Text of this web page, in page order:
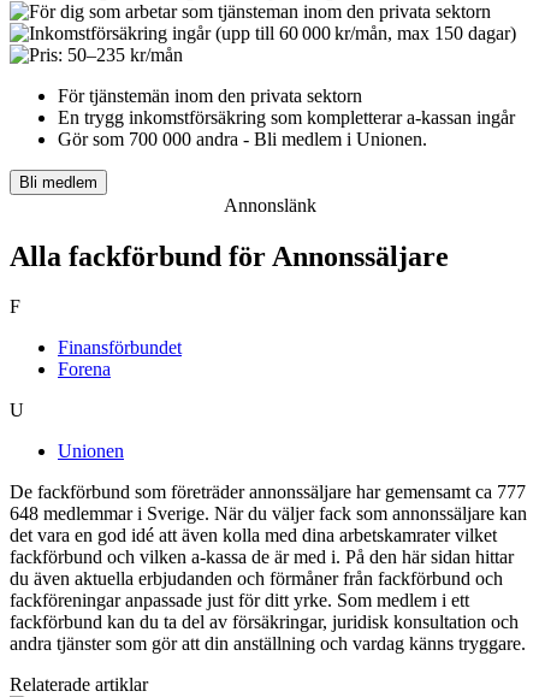
För tjänstemän inom den privata sektorn
En trygg inkomst­försäkring som kompletterar a-kassan ingår
Gör som 700 000 andra - Bli medlem i Unionen.
Bli medlem
Annonslänk
Alla fackförbund för Annonssäljare
F
Finansförbundet
Forena
U
Unionen
De fackförbund som företräder annonssäljare har gemensamt ca 777
648 medlemmar i Sverige. När du väljer fack som annonssäljare kan
det vara en god idé att även kolla med dina arbetskamrater vilket
fackförbund och vilken a-kassa de är med i. På den här sidan hittar
du även aktuella erbjudanden och förmåner från fackförbund och
fackföreningar anpassade just för ditt yrke. Som medlem i ett
fackförbund kan du ta del av försäkringar, juridisk konsultation och
andra tjänster som gör att din anställning och vardag känns tryggare.
Relaterade artiklar